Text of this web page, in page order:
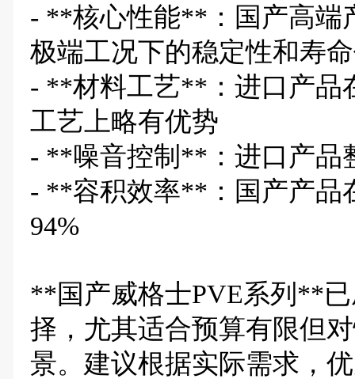
- **核心性能**：国产高端
极端工况下的稳定性和寿
- **材料工艺**：进口产品
工艺上略有优势
- **噪音控制**：进口产品
- **容积效率**：国产产品
94%
**国产威格士PVE系列**
择，尤其适合预算有限但
景。建议根据实际需求，